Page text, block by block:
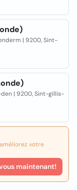
| 9200, Sint-
| 9200, Sint-gillis-
votre
maintenant!